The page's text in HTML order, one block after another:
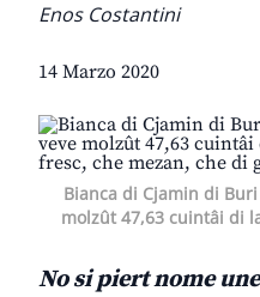
Enos Costantini
14 Marzo 2020
Bianca di Cjamin di
molzût 47,63 cuintâi di
No si piert nome